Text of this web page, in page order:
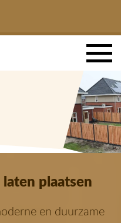
plaatsen
en duurzame